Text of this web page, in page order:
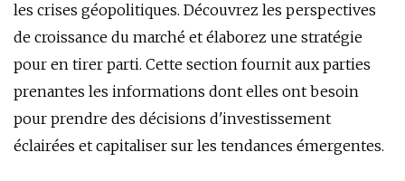
les crises géopolitiques. Découvrez les perspectives
de croissance du marché et élaborez une stratégie
pour en tirer parti. Cette section fournit aux parties
prenantes les informations dont elles ont besoin
pour prendre des décisions d'investissement
éclairées et capitaliser sur les tendances émergentes.